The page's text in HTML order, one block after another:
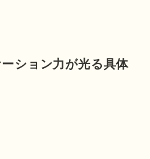
ション力が光る具体